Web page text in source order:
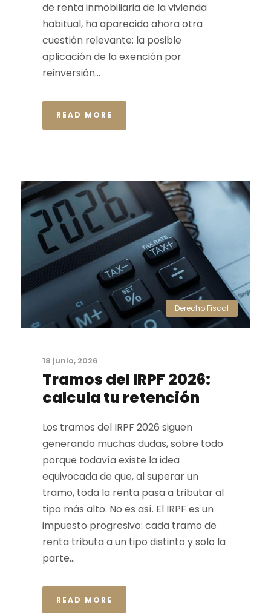
de renta inmobiliaria de la vivienda
habitual, ha aparecido ahora otra
cuestión relevante: la posible
aplicación de la exención por
reinversión...
READ MORE
Derecho Fiscal
18 junio, 2026
Tramos del IRPF 2026:
calcula tu retención
Los tramos del IRPF 2026 siguen
generando muchas dudas, sobre todo
porque todavía existe la idea
equivocada de que, al superar un
tramo, toda la renta pasa a tributar al
tipo más alto. No es así. El IRPF es un
impuesto progresivo: cada tramo de
renta tributa a un tipo distinto y solo la
parte...
READ MORE